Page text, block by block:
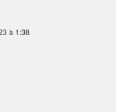
à 1:38